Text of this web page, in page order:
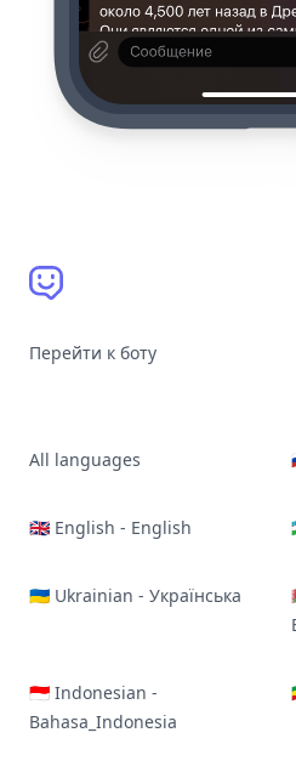
Перейти к боту
All languages
🇬🇧 English - English
🇺🇦 Ukrainian - Українська
🇮🇩 Indonesian -
Bahasa_Indonesia